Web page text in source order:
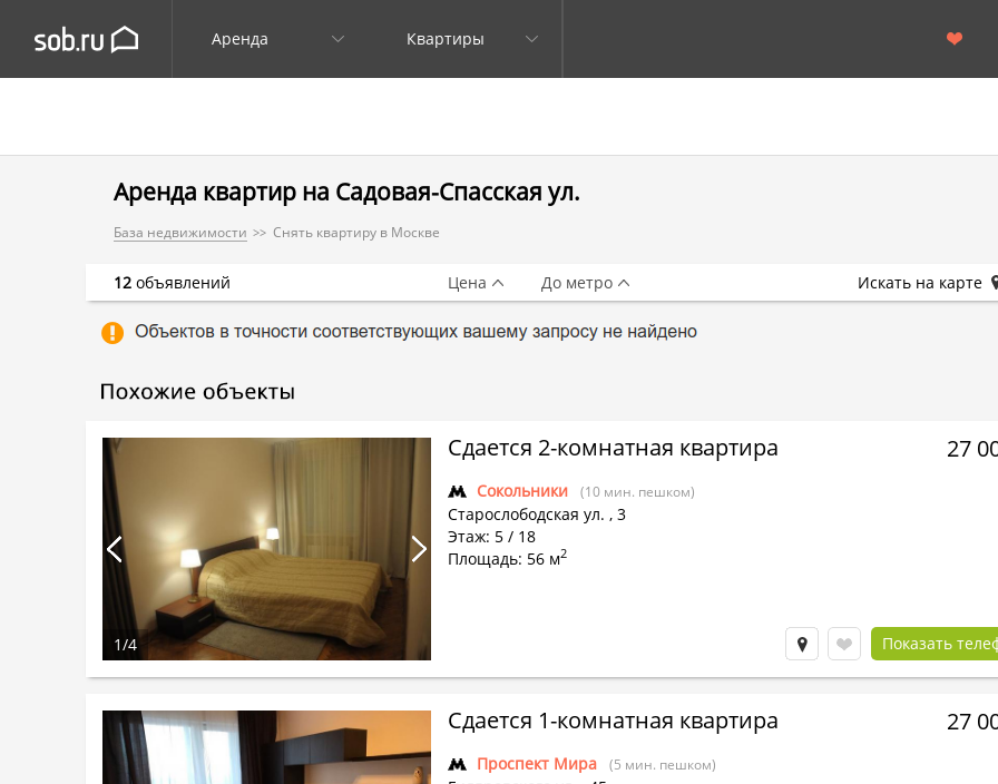
Аренда Квартиры
Аренда квартир на Садовая-Спасская ул.
База недвижимости Снять квартиру в Москве
Сдается 2-комнатная квартира
Сокольники (10 мин. пешком)
Старослободская ул. , 3
Этаж: 5 / 18
Площадь: 56 м2
27
Показать
1/4
Сдается 1-комнатная квартира
Проспект Мира (5 мин. пешком)
27
12 объявлений Цена До метро Искать на карте